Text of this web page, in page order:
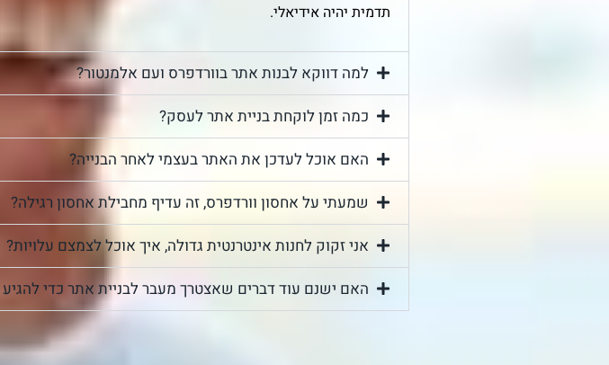
תדמית יהיה אידיאלי.
למה דווקא לבנות אתר בוורדפרס ועם אלמנטור?
כמה זמן לוקחת בניית אתר לעסק?
האם אוכל לעדכן את האתר בעצמי לאחר הבנייה?
שמעתי על אחסון וורדפרס, זה עדיף מחבילת אחסון רגילה?
אני זקוק לחנות אינטרנטית גדולה, איך אוכל לצמצם עלויות?
האם ישנם עוד דברים שאצטרך מעבר לבניית אתר כדי להגיע